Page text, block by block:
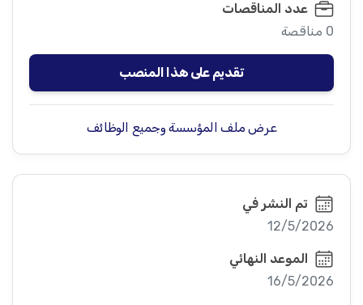
عدد المناقصات
0 مناقصة
تقديم على هذا المنصب
عرض ملف المؤسسة وجميع الوظائف
تم النشر في
12/5/2026
الموعد النهائي
16/5/2026